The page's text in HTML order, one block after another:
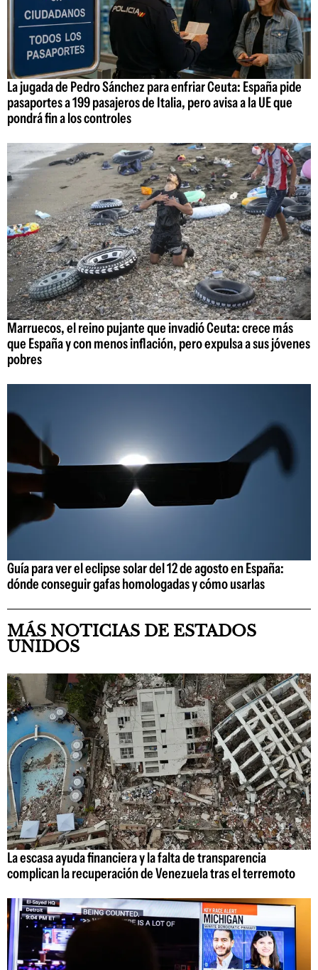
La jugada de Pedro Sánchez para enfriar Ceuta: España pide
pasaportes a 199 pasajeros de Italia, pero avisa a la UE que
pondrá fin a los controles
Marruecos, el reino pujante que invadió Ceuta: crece más
que España y con menos inflación, pero expulsa a sus jóvenes
pobres
Guía para ver el eclipse solar del 12 de agosto en España:
dónde conseguir gafas homologadas y cómo usarlas
MÁS NOTICIAS DE ESTADOS
UNIDOS
La escasa ayuda financiera y la falta de transparencia
complican la recuperación de Venezuela tras el terremoto